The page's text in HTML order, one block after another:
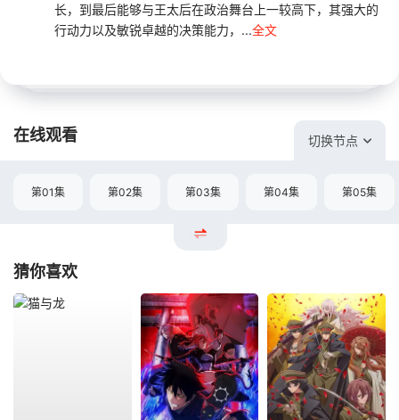
长，到最后能够与王太后在政治舞台上一较高下，其强大的
行动力以及敏锐卓越的决策能力，...全文
在线观看 切换节点
第01集 第02集 第03集 第04集 第05集
猜你喜欢